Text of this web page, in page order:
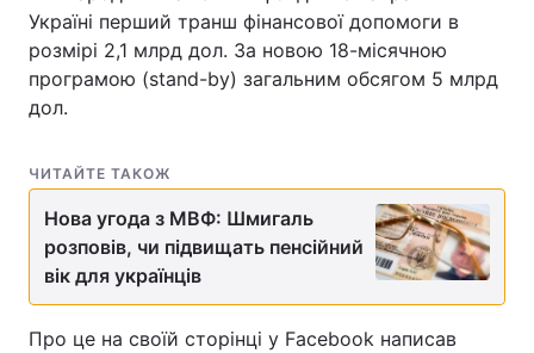
Україні перший транш фінансової допомоги в
розмірі 2,1 млрд дол. За новою 18-місячною
програмою (stand-by) загальним обсягом 5 млрд
дол.
ЧИТАЙТЕ ТАКОЖ
Нова угода з МВФ: Шмигаль
розповів, чи підвищать пенсійний
вік для українців
Про це на своїй сторінці у Facebook написав